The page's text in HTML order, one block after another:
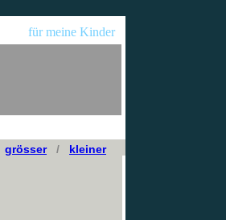
für meine Kinder
grösser/ kleiner